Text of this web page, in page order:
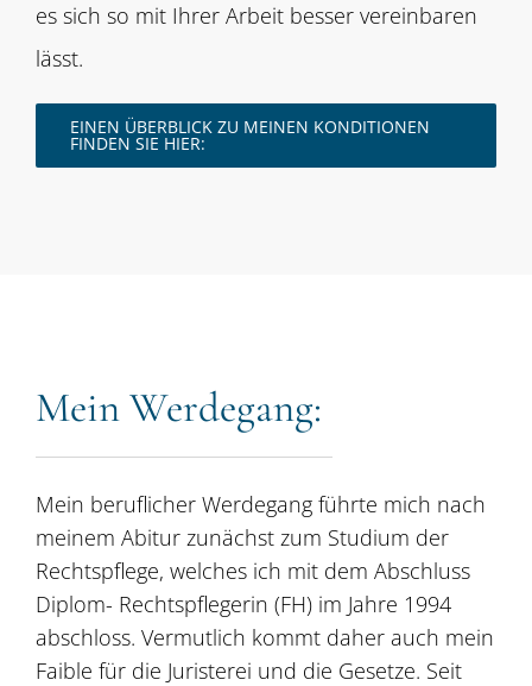
es sich so mit Ihrer Arbeit besser vereinbaren
lässt.
EINEN ÜBERBLICK ZU MEINEN KONDITIONEN
FINDEN SIE HIER:
Mein Werdegang:
Mein beruflicher Werdegang führte mich nach
meinem Abitur zunächst zum Studium der
Rechtspflege, welches ich mit dem Abschluss
Diplom- Rechtspflegerin (FH) im Jahre 1994
abschloss. Vermutlich kommt daher auch mein
Faible für die Juristerei und die Gesetze. Seit